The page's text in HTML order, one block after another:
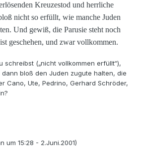
Kreuzestod und herrliche
nicht so erfüllt, wie manche Juden
Und gewiß, die Parusie steht noch
geschehen, und zwar vollkommen.
schreibst („nicht vollkommen erfüllt“),
bloß den Juden zugute halten, die
Cano, Ute, Pedrino, Gerhard Schröder,
um 15:28 - 2.Juni.2001)